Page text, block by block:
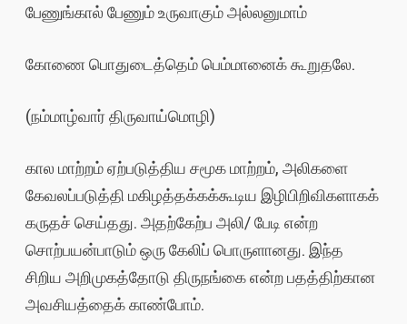
பேணுங்கால் பேணும் உருவாகும் அல்லனுமாம்
கோணை பொதுடைத்தெம் பெம்மானைக் கூறுதலே.
(நம்மாழ்வார் திருவாய்மொழி)
கால மாற்றம் ஏற்படுத்திய சமூக மாற்றம், அலிகளை
கேவலப்படுத்தி மகிழத்தக்கக்கூடிய இழிபிறிவிகளாகக்
கருதச் செய்தது. அதற்கேற்ப அலி/ பேடி என்ற
சொற்பயன்பாடும் ஒரு கேலிப் பொருளானது. இந்த
சிறிய அறிமுகத்தோடு திருநங்கை என்ற பதத்திற்கான
அவசியத்தைக் காண்போம்.